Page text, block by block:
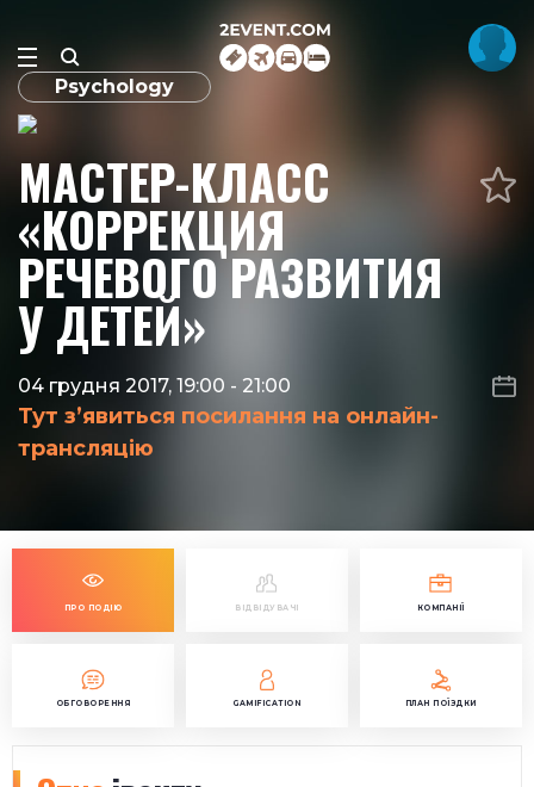
Psychology
МАСТЕР-КЛАСС
«КОРРЕКЦИЯ
РЕЧЕВОГО РАЗВИТИЯ
У ДЕТЕЙ»
04 грудня 2017, 19:00 - 21:00
Тут з’явиться посилання на онлайн-
трансляцію
ПРО ПОДІЮ ВІДВІДУВАЧІ КОМПАНІЇ
ОБГОВОРЕННЯ GAMIFICATION ПЛАН ПОЇЗДКИ